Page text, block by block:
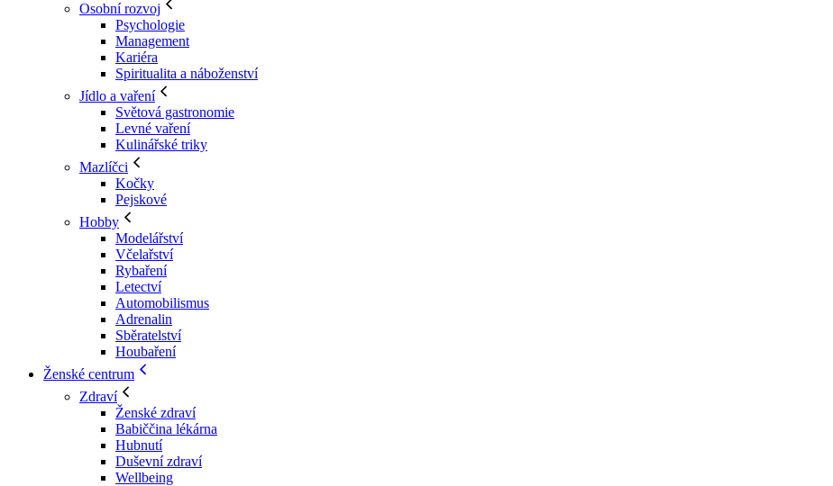
Osobní rozvoj
Psychologie
Management
Kariéra
Spiritualita a náboženství
Jídlo a vaření
Světová gastronomie
Levné vaření
Kulinářské triky
Mazlíčci
Kočky
Pejskové
Hobby
Modelářství
Včelařství
Rybaření
Letectví
Automobilismus
Adrenalin
Sběratelství
Houbaření
Ženské centrum
Zdraví
Ženské zdraví
Babiččina lékárna
Hubnutí
Duševní zdraví
Wellbeing